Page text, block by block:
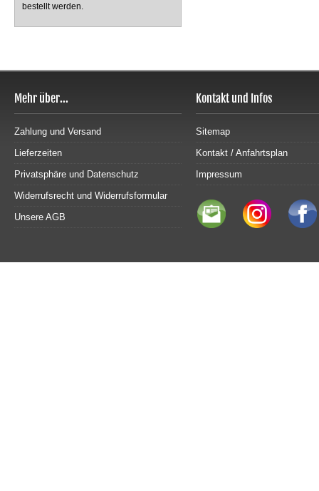
bestellt werden.
Mehr über...
Zahlung und Versand
Lieferzeiten
Privatsphäre und Datenschutz
Widerrufsrecht und Widerrufsformular
Unsere AGB
Kontakt und Infos
Sitemap
Kontakt / Anfahrtsplan
Impressum